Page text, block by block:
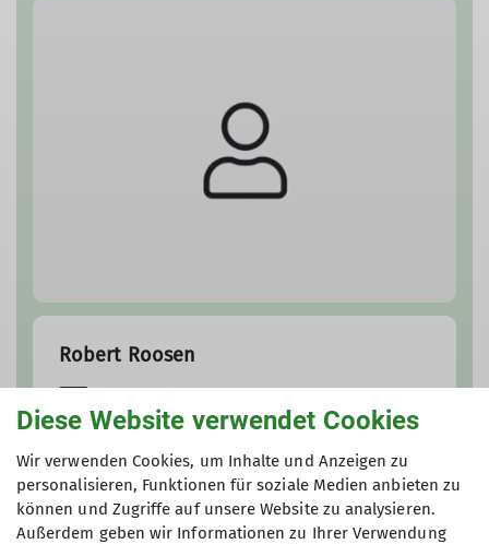
Robert Roosen
ruesselsheim.de
Diese Website verwendet Cookies
Wir verwenden Cookies, um Inhalte und Anzeigen zu
personalisieren, Funktionen für soziale Medien anbieten zu
können und Zugriffe auf unsere Website zu analysieren.
Außerdem geben wir Informationen zu Ihrer Verwendung